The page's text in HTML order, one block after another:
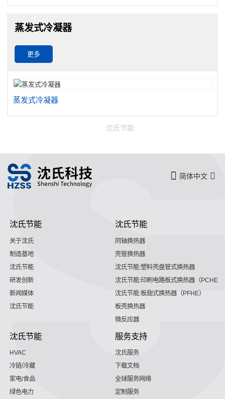
蒸发式冷凝器
更多
蒸发式冷凝器
沈氏节能:
简体中文
沈氏节能
关于沈氏
制造基地
沈氏节能
研发创新
新闻媒体
沈氏节能
沈氏节能
同轴换热器
壳管换热器
沈氏节能:塑料壳盘管式换热器
沈氏节能:印刷电路板式换热器（PCHE）
沈氏节能:板翅式换热器（PFHE）
板壳换热器
微反应器
沈氏节能
HVAC
冷链/冷藏
家电/食品
绿色电力
服务支持
沈氏服务
下载文档
全球服务网络
定制服务